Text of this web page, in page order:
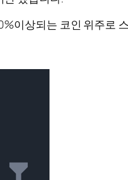
이상되는 코인 위주로